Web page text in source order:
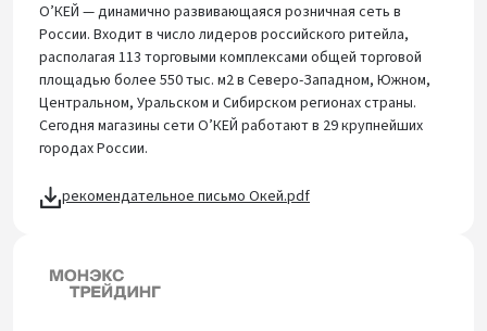
О’КЕЙ — динамично развивающаяся розничная сеть в
России. Входит в число лидеров российского ритейла,
располагая 113 торговыми комплексами общей торговой
площадью более 550 тыс. м2 в Северо-Западном, Южном,
Центральном, Уральском и Сибирском регионах страны.
Сегодня магазины сети О’КЕЙ работают в 29 крупнейших
городах России.
рекомендательное письмо Окей.pdf